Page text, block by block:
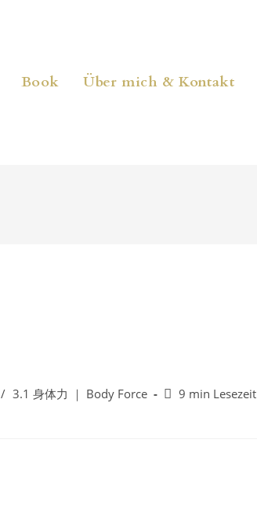
Book Über mich & Kontakt
/ 3.1 身体力 ｜ Body Force Lesedauer:
9 min Lesezeit